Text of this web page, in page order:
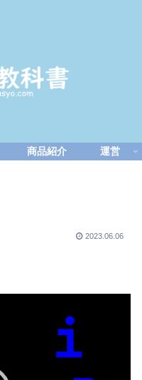
商品紹介 運営
2023.06.06